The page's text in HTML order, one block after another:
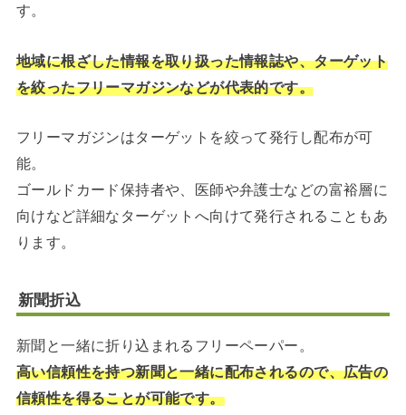
す。
地域に根ざした情報を取り扱った情報誌や、ターゲット
を絞ったフリーマガジンなどが代表的です。
フリーマガジンはターゲットを絞って発行し配布が可
能。
ゴールドカード保持者や、医師や弁護士などの富裕層に
向けなど詳細なターゲットへ向けて発行されることもあ
ります。
新聞折込
新聞と一緒に折り込まれるフリーペーパー。
高い信頼性を持つ新聞と一緒に配布されるので、広告の
信頼性を得ることが可能です。